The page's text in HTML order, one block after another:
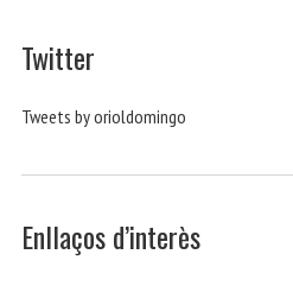
Twitter
Tweets by orioldomingo
Enllaços d’interès